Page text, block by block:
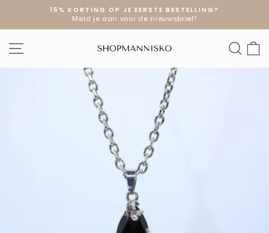
artikel
Diavoorstelling
15% KORTING OP JE EERSTE BESTELLING?
Meld je aan voor de nieuwsbrief!
SITE NAVIGATIE